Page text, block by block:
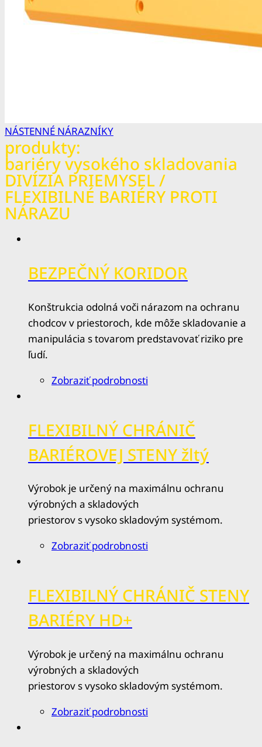
NÁSTENNÉ NÁRAZNÍKY
produkty:
bariéry vysokého skladovania
DIVÍZIA PRIEMYSEL /
FLEXIBILNÉ BARIÉRY PROTI
NÁRAZU
BEZPEČNÝ KORIDOR
Konštrukcia odolná voči nárazom na ochranu
chodcov v priestoroch, kde môže skladovanie a
manipulácia s tovarom predstavovať riziko pre
ľudí.
Zobraziť podrobnosti
FLEXIBILNÝ CHRÁNIČ
BARIÉROVEJ STENY žltý
Výrobok je určený na maximálnu ochranu
výrobných a skladových
priestorov s vysoko skladovým systémom.
Zobraziť podrobnosti
FLEXIBILNÝ CHRÁNIČ STENY
BARIÉRY HD+
Výrobok je určený na maximálnu ochranu
výrobných a skladových
priestorov s vysoko skladovým systémom.
Zobraziť podrobnosti